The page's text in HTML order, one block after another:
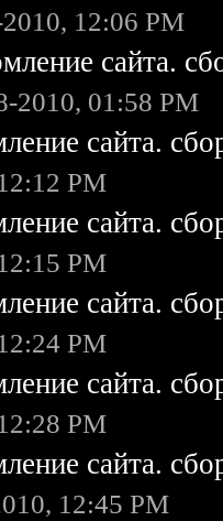
12:06 PM
сайта.
2010, 01:58 PM
сайта.
PM
сайта.
PM
сайта.
PM
сайта.
PM
сайта.
12:45 PM